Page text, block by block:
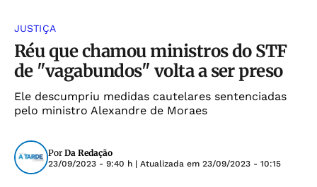
JUSTIÇA
Réu que chamou ministros do STF
de "vagabundos" volta a ser preso
Ele descumpriu medidas cautelares sentenciadas
pelo ministro Alexandre de Moraes
Por Da Redação
23/09/2023 - 9:40 h | Atualizada em 23/09/2023 - 10:15